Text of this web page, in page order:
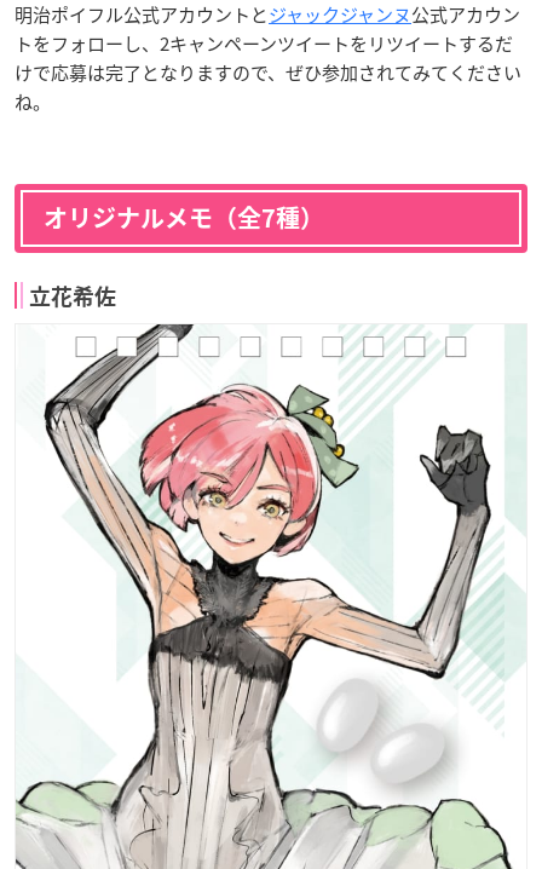
明治ポイフル公式アカウントとジャックジャンヌ公式アカウン
トをフォローし、2キャンペーンツイートをリツイートするだ
けで応募は完了となりますので、ぜひ参加されてみてください
ね。
オリジナルメモ（全7種）
立花希佐